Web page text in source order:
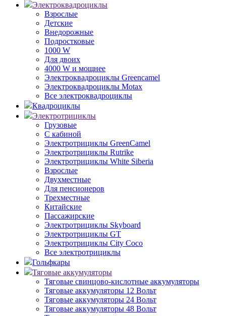
Электроквадроциклы
Взрослые
Детские
Внедорожные
Подростковые
1000 W
Для двоих
4000 W и мощнее
Электроквадроциклы Greencamel
Электроквадроциклы Motax
Все электроквадроциклы
Квадроциклы
Электротрициклы
Грузовые
С кабиной
Электротрициклы GreenCamel
Электротрициклы Rutrike
Электротрициклы White Siberia
Взрослые
Двухместные
Для пенсионеров
Трехместные
Китайские
Пассажирские
Электротрициклы Skyboard
Электротрициклы GT
Электротрициклы City Coco
Все электротрициклы
Гольфкары
Тяговые аккумуляторы
Тяговые свинцово-кислотные аккумуляторы
Тяговые аккумуляторы 12 Вольт
Тяговые аккумуляторы 24 Вольт
Тяговые аккумуляторы 48 Вольт